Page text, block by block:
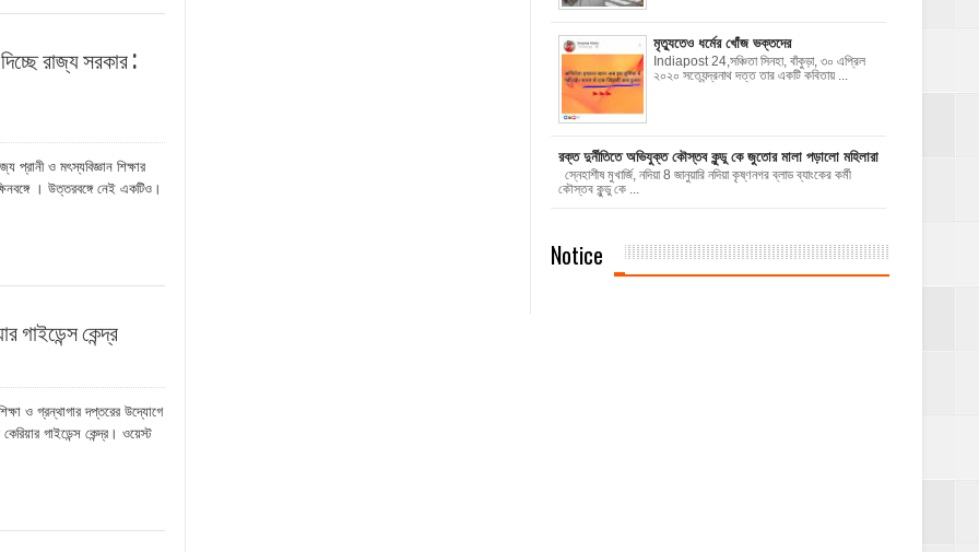
রাজ্য সরকার :
ও মৎস্যবিজ্ঞান শিক্ষার
। উত্তরবঙ্গে নেই একটিও।
গাইডেন্স কেন্দ্র
ও গ্রন্থাগার দপ্তরের উদ্যোগে
গাইডেন্স কেন্দ্র। ওয়েস্ট
মৃত্যুতেও ধর্মের খোঁজ ভক্তদের
Indiapost 24,সঞ্চিতা সিনহা, বাঁকুড়া, ৩০ এপ্রিল
২০২০ সত্যেন্দ্রনাথ দত্ত তার একটি কবিতায় ...
রক্ত দুর্নীতিতে অভিযুক্ত কৌস্তব কুন্ডু কে জুতোর মালা পড়ালো মহিলারা
স্নেহাশীষ মুখার্জি, নদিয়া 8 জানুয়ারি নদিয়া কৃষ্ণনগর ব্লাড ব্যাংকের কর্মী
কৌস্তব কুন্ডু কে ...
Notice